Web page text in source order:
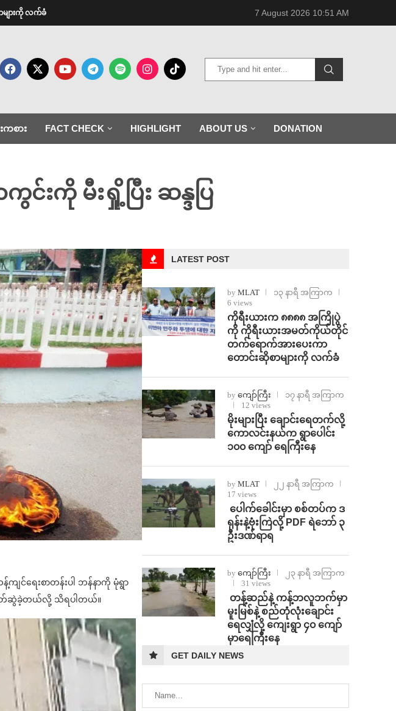
ျားကို လက်ခံ 7 August 2026 10:51 AM
ကစား FACT CHECK HIGHLIGHT ABOUT US DONATION
းကို မီးရှို့ပြီး ဆန္ဒပြ
ျင်ရေးစာတန်းပါ ဘန်နာကို မုံရွာ
ျိတ်ဆွဲခဲ့တယ်လို့ သိရပါတယ်။
LATEST POST
by MLAT
၁၃ နာရီ အကြာက
6 views
ကိုရီးယားက ၈၈၈၈ အကြိုပွဲ
ကို ကိုရီးယားအမတ်ကိုယ်တိုင်
တက်ရောက်အားပေးကာ
တောင်းဆိုစာများကို လက်ခံ
by ကျော်ကြီး
၁၇ နာရီ အကြာက
12 views
⁨မိုးများပြီး ချောင်းရေတက်လို့
ကောလင်းနယ်က ရွာပေါင်း
၁၀၀ ကျော် ရေကြီးနေ
by MLAT
၂၂ နာရီ အကြာက
17 views
⁩ ⁨ပေါက်ခေါင်းမှာ စစ်တပ်က ဒ
ရုန်းနဲ့ဗုံးကြဲလို့ PDF ရဲဘော် ၃
ဦးဒဏ်ရာရ
by ကျော်ကြီး
၂၃ နာရီ အကြာက
31 views
⁩ ⁨တန့်ဆည်နဲ့ ကန့်ဘလူဘက်မှာ
မူးမြစ်နဲ့ စည်တုံလုံးချောင်း
ရေလျှံလို့ ကျေးရွာ ၄၀ ကျော်
မှာရေကြီးနေ
GET DAILY NEWS